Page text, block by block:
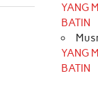
YANG
BATIN
YANG
BATIN